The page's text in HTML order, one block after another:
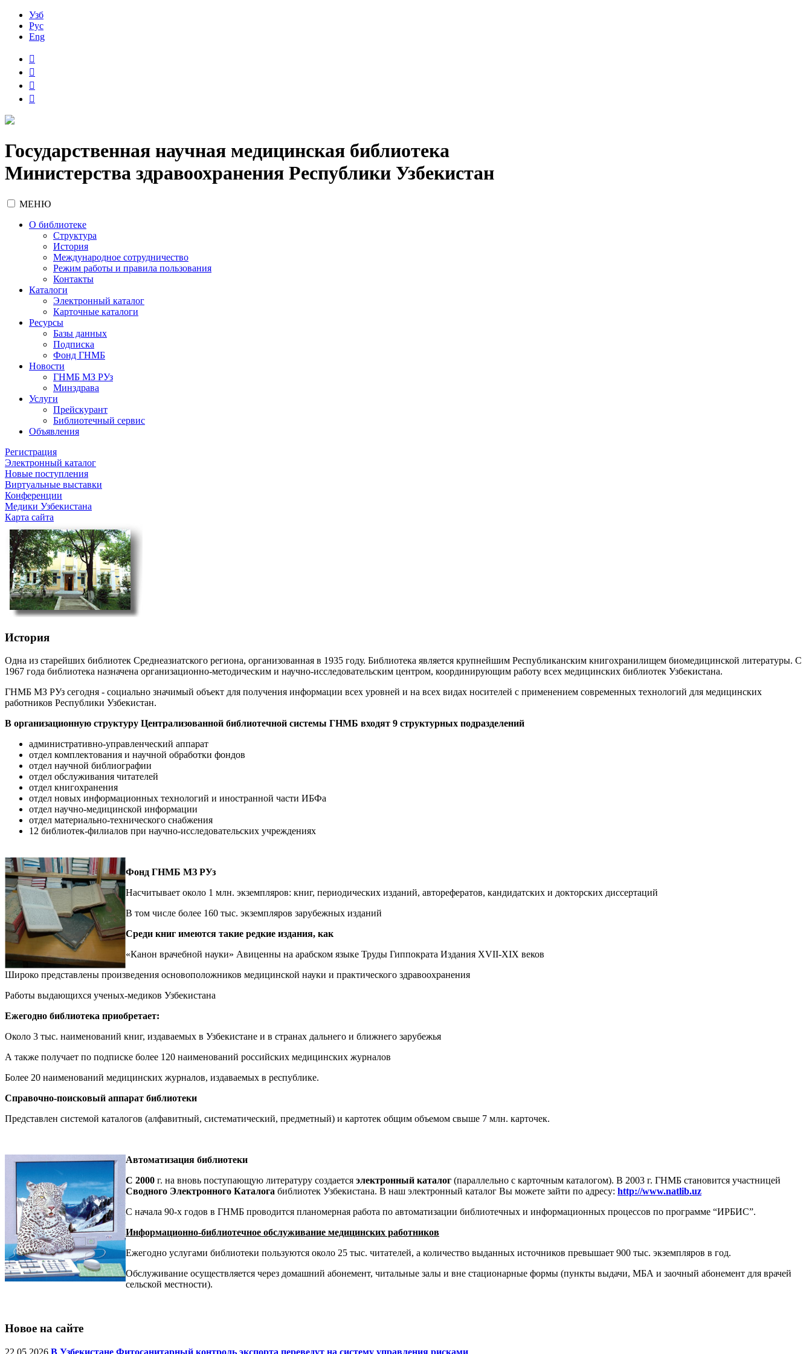
Узб
Рус
Eng
Государственная научная медицинская библиотека
Министерства здравоохранения Республики Узбекистан
МЕНЮ
О библиотеке
Структура
История
Международное сотрудничество
Режим работы и правила пользования
Контакты
Каталоги
Электронный каталог
Карточные каталоги
Ресурсы
Базы данных
Подписка
Фонд ГНМБ
Новости
ГНМБ МЗ РУз
Минздрава
Услуги
Прейскурант
Библиотечный сервис
Объявления
Регистрация
Электронный каталог
Новые поступления
Виртуальные выставки
Конференции
Медики Узбекистана
Карта сайта
История
Одна из старейших библиотек Среднеазиатского региона, организованная в 1935 году. Библиотека является крупнейшим Республиканским книгохранилищем биомедицинской литературы. С
1967 года библиотека назначена организационно-методическим и научно-исследовательским центром, координирующим работу всех медицинских библиотек Узбекистана.
ГНМБ МЗ РУз сегодня - социально значимый объект для получения информации всех уровней и на всех видах носителей с применением современных технологий для медицинских
работников Республики Узбекистан.
В организационную структуру Централизованной библиотечной системы ГНМБ входят 9 структурных подразделений
административно-управленческий аппарат
отдел комплектования и научной обработки фондов
отдел научной библиографии
отдел обслуживания читателей
отдел книгохранения
отдел новых информационных технологий и иностранной части ИБФа
отдел научно-медицинской информации
отдел материально-технического снабжения
12 библиотек-филиалов при научно-исследовательских учреждениях
Фонд ГНМБ МЗ РУз
Насчитывает около 1 млн. экземпляров: книг, периодических изданий, авторефератов, кандидатских и докторских диссертаций
В том числе более 160 тыс. экземпляров зарубежных изданий
Среди книг имеются такие редкие издания, как
«Канон врачебной науки» Авиценны на арабском языке Труды Гиппократа Издания XVII-XIX веков
Широко представлены произведения основоположников медицинской науки и практического здравоохранения
Работы выдающихся ученых-медиков Узбекистана
Ежегодно библиотека приобретает:
Около 3 тыс. наименований книг, издаваемых в Узбекистане и в странах дальнего и ближнего зарубежья
А также получает по подписке более 120 наименований российских медицинских журналов
Более 20 наименований медицинских журналов, издаваемых в республике.
Справочно-поисковый аппарат библиотеки
Представлен системой каталогов (алфавитный, систематический, предметный) и картотек общим объемом свыше 7 млн. карточек.
Автоматизация библиотеки
С 2000 г. на вновь поступающую литературу создается электронный каталог (параллельно с карточным каталогом). В 2003 г. ГНМБ становится участницей
Сводного Электронного Каталога библиотек Узбекистана. В наш электронный каталог Вы можете зайти по адресу: http://www.natlib.uz
С начала 90-х годов в ГНМБ проводится планомерная работа по автоматизации библиотечных и информационных процессов по программе “ИРБИС”.
Информационно-библиотечное обслуживание медицинских работников
Ежегодно услугами библиотеки пользуются около 25 тыс. читателей, а количество выданных источников превышает 900 тыс. экземпляров в год.
Обслуживание осуществляется через домашний абонемент, читальные залы и вне стационарные формы (пункты выдачи, МБА и заочный абонемент для врачей
сельской местности).
Новое на сайте
22.05.2026 В Узбекистане Фитосанитарный контроль экспорта переведут на систему управления рисками